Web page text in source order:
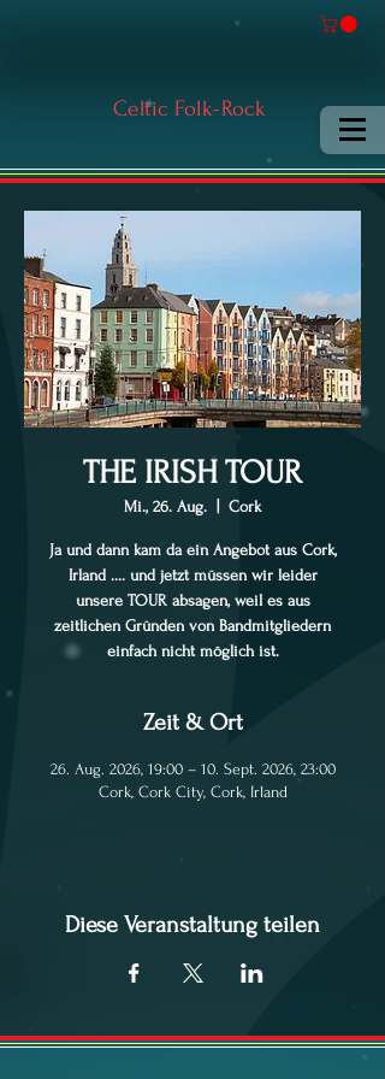
Celtic Folk-Rock
THE IRISH TOUR
Mi., 26. Aug. Cork
Ja und dann kam da ein Angebot aus Cork,
Irland .... und jetzt müssen wir leider
unsere TOUR absagen, weil es aus
zeitlichen Gründen von Bandmitgliedern
einfach nicht möglich ist.
Zeit & Ort
26. Aug. 2026, 19:00 – 10. Sept. 2026, 23:00
Cork, Cork City, Cork, Irland
Diese Veranstaltung teilen